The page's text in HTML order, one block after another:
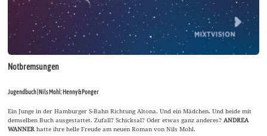
Notbremsungen
Jugendbuch | Nils Mohl: Henny & Ponger
Ein Junge in der Hamburger S-Bahn Richtung Altona. Und ein Mädchen. Und beide mit
demselben Buch ausgestattet. Zufall? Schicksal? Oder etwas ganz anderes?ANDREA
WANNERhatte ihre helle Freude am neuen Roman von Nils Mohl.